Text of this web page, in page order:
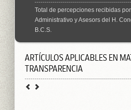
Total de percepciones recibidas
Administrativo y Asesors del H.
B.C.S.
ARTÍCULOS APLICABLES EN
TRANSPARENCIA